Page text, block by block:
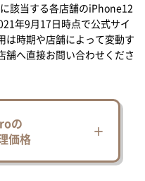
該当する各店舗のiPhone12
年9月17日時点で公式サイ
は時期や店舗によって変動す
舗へ直接お問い合わせくださ
の
価格